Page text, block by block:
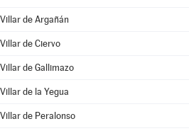
Villar de Argañán
Villar de Ciervo
Villar de Gallimazo
Villar de la Yegua
Villar de Peralonso